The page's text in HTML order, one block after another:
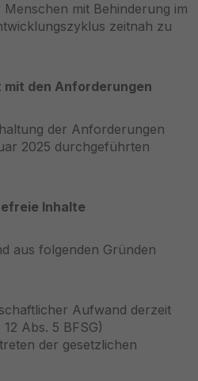
mit Behinderung im
zeitnah zu
den Anforderungen
der Anforderungen
2025 durchgeführten
Inhalte
aus folgenden Gründen
Aufwand derzeit
Abs. 5 BFSG)
der gesetzlichen